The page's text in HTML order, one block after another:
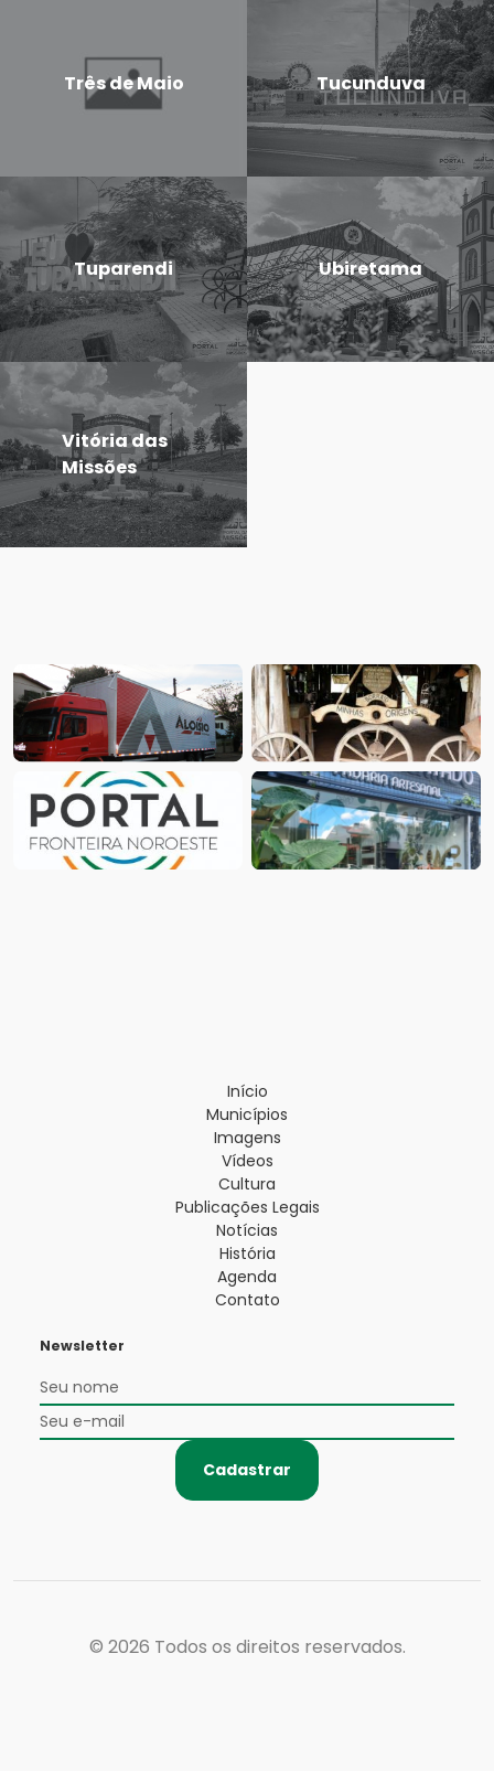
Três de Maio Tucunduva
Tuparendi Ubiretama
Vitória das
Missões
Início
Municípios
Imagens
Vídeos
Cultura
Publicações Legais
Notícias
História
Agenda
Contato
Newsletter
Cadastrar
© 2026 Todos os direitos reservados.